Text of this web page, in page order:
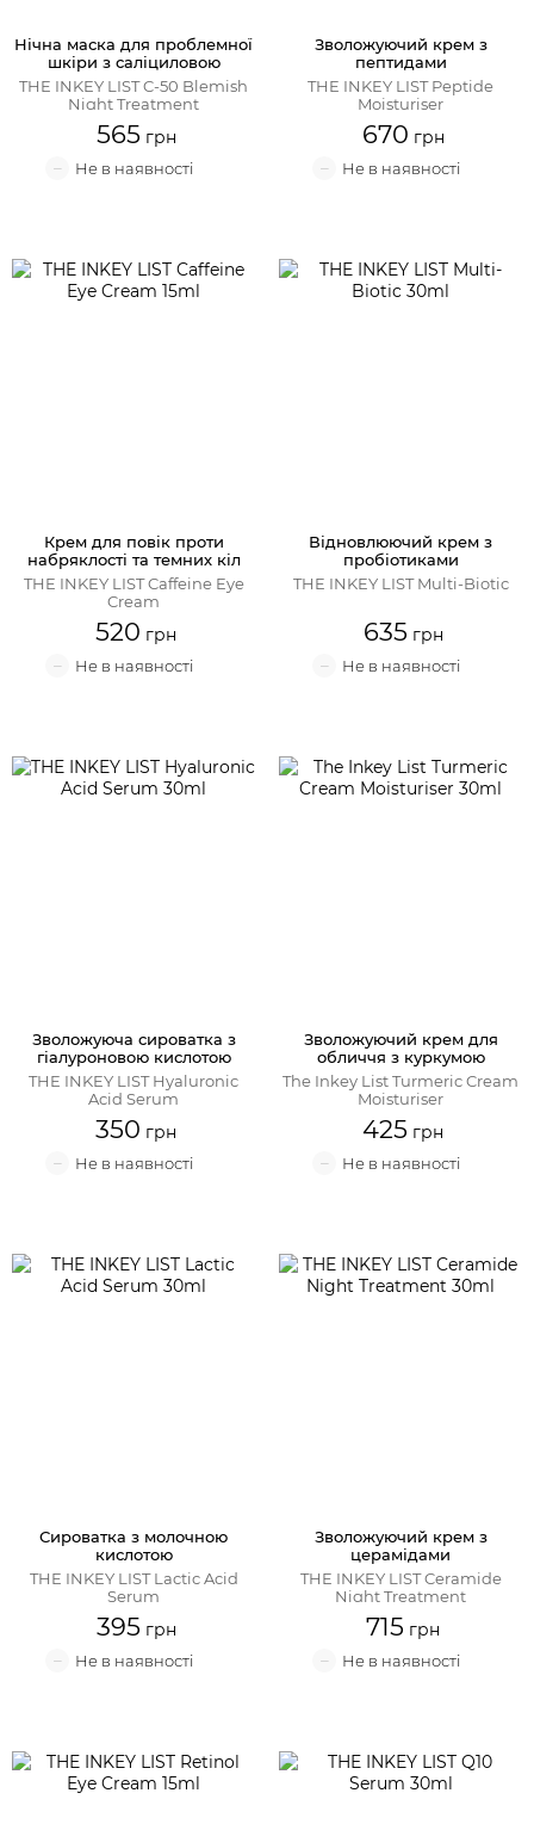
Нічна маска для проблемної
шкіри з саліциловою
кислотою та вітаміном С
THE INKEY LIST C-50 Blemish
Night Treatment
565
Зволожуючий крем з
пептидами
THE INKEY LIST Peptide
Moisturiser
670
Крем для повік проти
набряклості та темних кіл
THE INKEY LIST Caffeine Eye
Cream
520
Відновлюючий крем з
пробіотиками
THE INKEY LIST Multi-Biotic
635
Зволожуюча сироватка з
гіалуроновою кислотою
THE INKEY LIST Hyaluronic
Acid Serum
350
Зволожуючий крем для
обличчя з куркумою
The Inkey List Turmeric Cream
Moisturiser
425
Сироватка з молочною
кислотою
THE INKEY LIST Lactic Acid
Serum
395
Зволожуючий крем з
церамідами
THE INKEY LIST Ceramide
Night Treatment
715